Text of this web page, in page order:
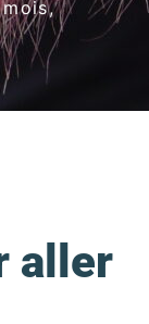
aller